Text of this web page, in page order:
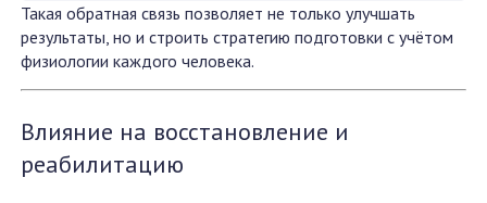
Такая обратная связь позволяет не только улучшать
результаты, но и строить стратегию подготовки с учётом
физиологии каждого человека.
Влияние на восстановление и
реабилитацию